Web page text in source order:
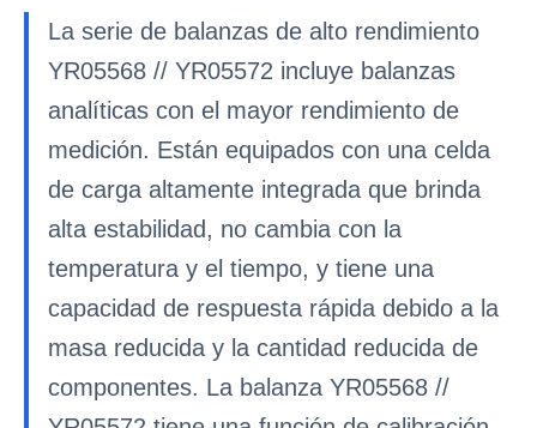
La serie de balanzas de alto rendimiento
YR05568 // YR05572 incluye balanzas
analíticas con el mayor rendimiento de
medición. Están equipados con una celda
de carga altamente integrada que brinda
alta estabilidad, no cambia con la
temperatura y el tiempo, y tiene una
capacidad de respuesta rápida debido a la
masa reducida y la cantidad reducida de
componentes. La balanza YR05568 //